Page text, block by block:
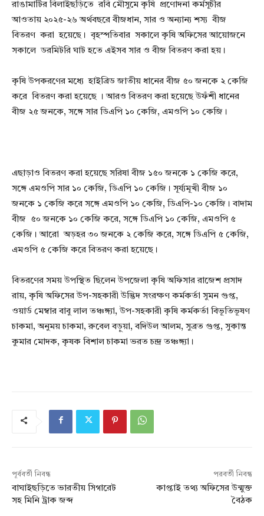
রাঙামাটির বিলাইছড়িতে রবি মৌসুমে কৃষি প্রণোদনা কর্মসূচীর
আওতায় ২০২৫-২৬ অর্থবছরে বীজধান, সার ও অন্যান্য শস্য বীজ
বিতরণ করা হয়েছে। বৃহস্পতিবার সকালে কৃষি অফিসের আয়োজনে
সকালে ডরমিটরি ঘাট হতে এইসব সার ও বীজ বিতরণ করা হয়।
কৃষি উপকরণের মধ্যে হাইব্রিড জাতীয় ধানের বীজ ৫০ জনকে ২ কেজি
করে বিতরণ করা হয়েছে । আরও বিতরণ করা হয়েছে উফঁশী ধানের
বীজ ২৫ জনকে, সঙ্গে সার ডিএপি ১০ কেজি, এমওপি ১০ কেজি।
এছাড়াও বিতরণ করা হয়েছে সরিষা বীজ ১৫০ জনকে ১ কেজি করে,
সঙ্গে এমওপি সার ১০ কেজি, ডিএপি ১০ কেজি। সূর্য্যমূখী বীজ ১০
জনকে ১ কেজি করে সঙ্গে এমওপি ১০ কেজি, ডিএপি-১০ কেজি। বাদাম
বীজ ৫০ জনকে ১০ কেজি করে, সঙ্গে ডিএপি ১০ কেজি, এমওপি ৫
কেজি। আরো অড়হর ৩০ জনকে ২ কেজি করে, সঙ্গে ডিএপি ৫ কেজি,
এমওপি ৫ কেজি করে বিতরণ করা হয়েছে।
বিতরণের সময় উপস্থিত ছিলেন উপজেলা কৃষি অফিসার রাজেশ প্রসাদ
রায়, কৃষি অফিসের উপ-সহকারী উদ্ভিদ সংরক্ষণ কর্মকর্তা সুমন গুপ্ত,
ওয়ার্ড মেম্বার বাবু লাল তঞ্চঙ্গ্যা, উপ-সহকারী কৃষি কর্মকর্তা বিভূতিভূষণ
চাকমা, অনুময় চাকমা, রুবেল বড়ুয়া, বদিউল আলম, সুব্রত গুপ্ত, সুকান্ত
কুমার মোদক, কৃষক বিশাল চাকমা ভরত চন্দ্র তঞ্চঙ্গ্যা।
পূর্ববর্তী নিবন্ধ
বাঘাইছড়িতে ভারতীয় সিগারেট
সহ মিনি ট্রাক জব্দ
পরবর্তী নিবন্ধ
কাপ্তাই তথ্য অফিসের উন্মুক্ত
বৈঠক